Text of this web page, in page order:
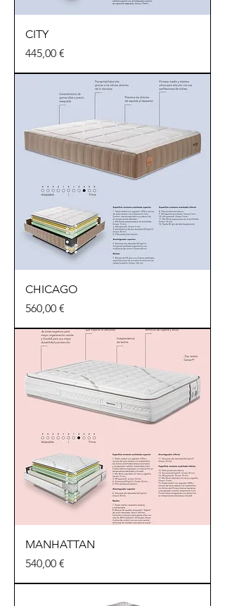
CITY
Precio
445,00 €
CHICAGO
Precio
560,00 €
MANHATTAN
Precio
540,00 €